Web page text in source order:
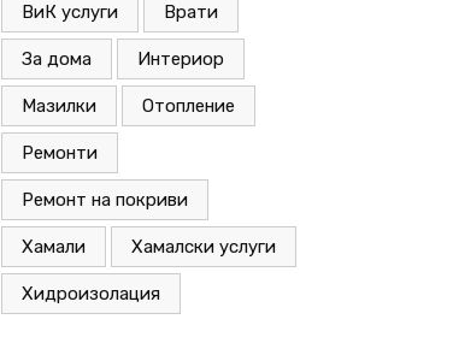
ВиК услуги Врати
За дома Интериор
Мазилки Отопление
Ремонти
Ремонт на покриви
Хамали Хамалски услуги
Хидроизолация